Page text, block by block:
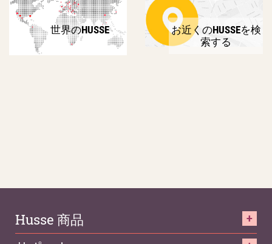
世界のHUSSE
お近くのHUSSEを検
索する
Husse 商品